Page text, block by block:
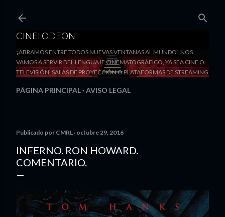
CINELODEON
¡ABRAMOS ENTRE TODOS NUEVAS VENTANAS AL MUNDO! NOS
VAMOS A SERVIR DEL LENGUAJE CINEMATOGRÁFICO, YA SEA CINE O
TELEVISIÓN, SALAS DE PROYECCIÓN O PLATAFORMAS DE STREAMING
PÁGINA PRINCIPAL AVISO LEGAL
Publicado por CMRL octubre 29, 2016
INFERNO. RON HOWARD.
COMENTARIO.